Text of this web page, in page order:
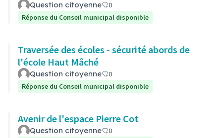
Question citoyenne
0
Réponse du Conseil municipal disponible
Traversée des écoles - sécurité abords de
l'école Haut Mâché
Question citoyenne
0
Réponse du Conseil municipal disponible
Avenir de l'espace Pierre Cot
Question citoyenne
0